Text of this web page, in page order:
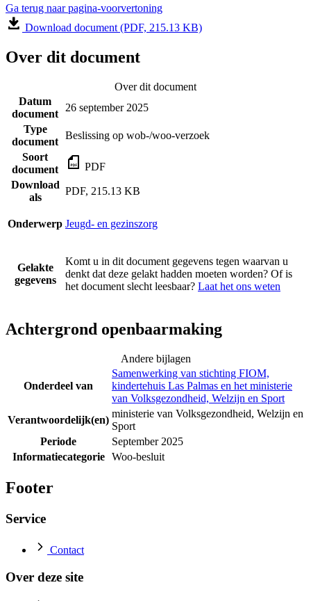
Ga terug naar pagina-voorvertoning
Download document (PDF, 215.13 KB)
Over dit document
Over dit document
Datum
document
26 september 2025
Type
document
Beslissing op wob-/woo-verzoek
Soort
document
PDF
Download
als
PDF, 215.13 KB
Onderwerp Jeugd- en gezinszorg
Gelakte
gegevens
Komt u in dit document gegevens tegen waarvan u
denkt dat deze gelakt hadden moeten worden? Of is
het document slecht leesbaar? Laat het ons weten
Achtergrond openbaarmaking
Andere bijlagen
Onderdeel van
Samenwerking van stichting FIOM,
kindertehuis Las Palmas en het ministerie
van Volksgezondheid, Welzijn en Sport
Verantwoordelijk(en)
ministerie van Volksgezondheid, Welzijn en
Sport
Periode
September 2025
Informatiecategorie
Woo-besluit
Footer
Service
Contact
Over deze site